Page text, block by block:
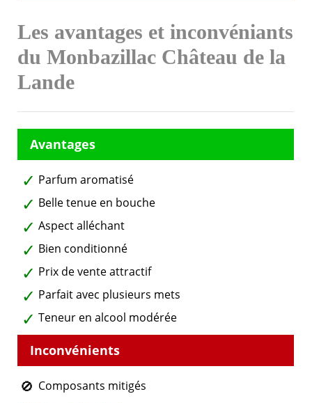
Les avantages et inconvéniants
du Monbazillac Château de la
Lande
Parfum aromatisé
Belle tenue en bouche
Aspect alléchant
Bien conditionné
Prix de vente attractif
Parfait avec plusieurs mets
Teneur en alcool modérée
Composants mitigés